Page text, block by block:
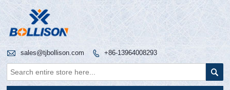
 sales@tjbollison.com  +86-13964008293
